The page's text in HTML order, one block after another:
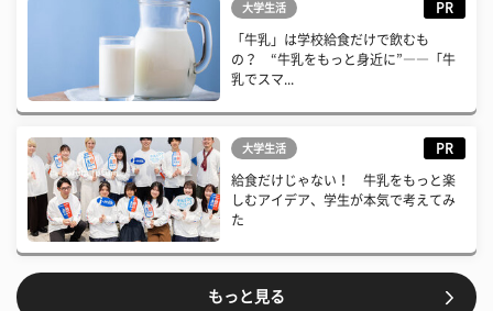
大学生活 PR
「牛乳」は学校給食だけで飲むも
の？ “牛乳をもっと身近に”――「牛
乳でスマ...
大学生活 PR
給食だけじゃない！ 牛乳をもっと楽
しむアイデア、学生が本気で考えてみ
た
もっと見る